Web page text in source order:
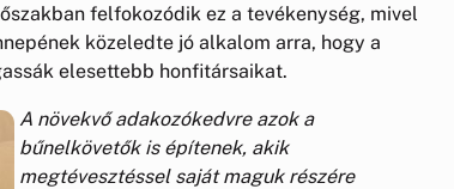
felfokozódik ez a tevékenység, mivel
közeledte jó alkalom arra, hogy a
elesettebb honfitársaikat.
A növekvő adakozókedvre azok a
bűnelkövetők is építenek, akik
megtévesztéssel saját maguk részére